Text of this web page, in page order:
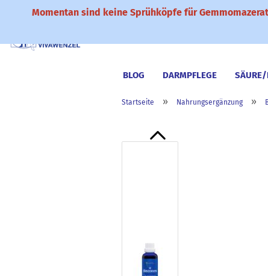
Momentan sind keine Sprühköpfe für
BLOG DARMPFLEGE SÄURE/
NAHRUNGSERGÄNZUNG KÜCHE
BÜCHER & CD
Startseite » Nahrungsergänzung »